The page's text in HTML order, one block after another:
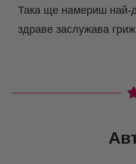
Така ще намериш най-
здраве заслужава